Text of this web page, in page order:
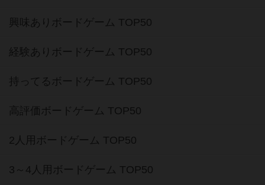
興味ありボードゲーム TOP50
経験ありボードゲーム TOP50
持ってるボードゲーム TOP50
高評価ボードゲーム TOP50
2人用ボードゲーム TOP50
3～4人用ボードゲーム TOP50